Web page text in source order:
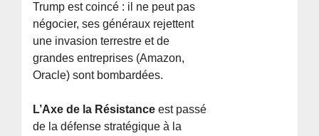
Trump est coincé : il ne peut pas
négocier, ses généraux rejettent
une invasion terrestre et de
grandes entreprises (Amazon,
Oracle) sont bombardées.
L’Axe de la Résistanceest passé
de la défense stratégique à la